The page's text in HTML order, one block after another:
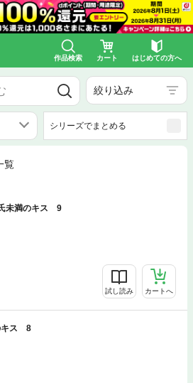
作品検索 カート はじめての方へ
絞り込み
シリーズでまとめる
覧
未満のキス 9
試し読み カートへ
キス 8